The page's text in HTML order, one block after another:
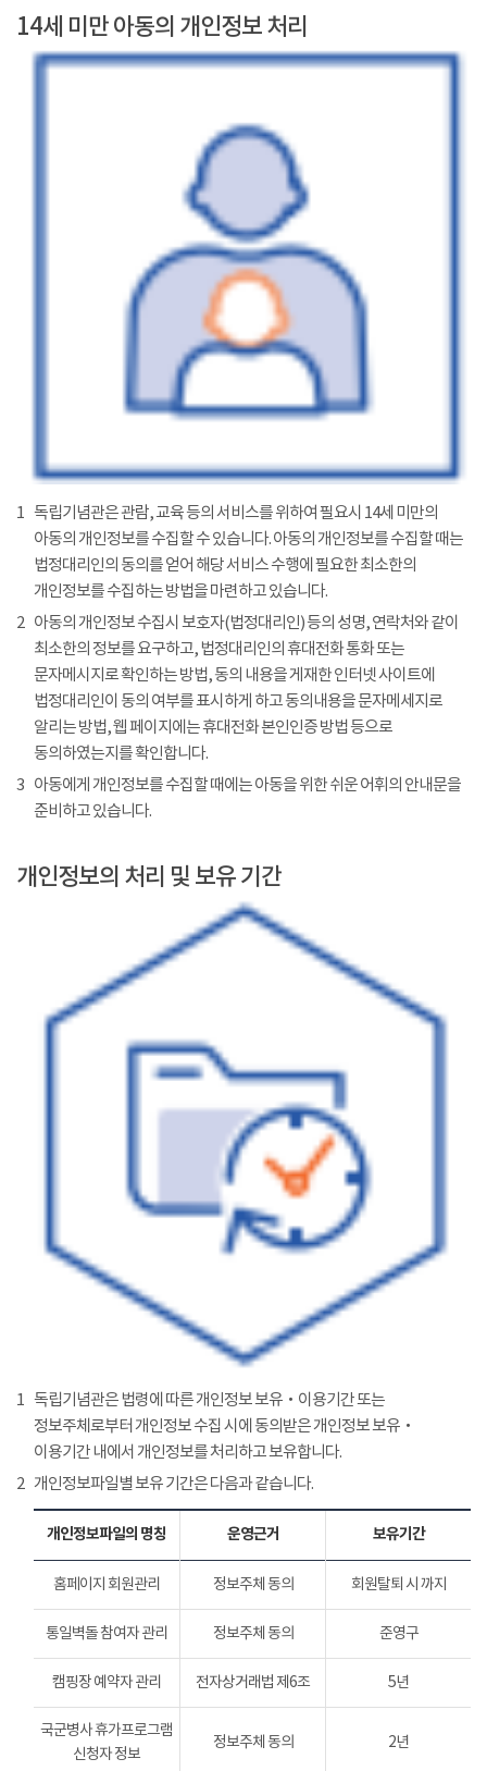
14세 미만 아동의 개인정보 처리
1 독립기념관은 관람, 교육 등의 서비스를 위하여 필요시 14세 미만의
아동의 개인정보를 수집할 수 있습니다. 아동의 개인정보를 수집할 때는
법정대리인의 동의를 얻어 해당 서비스 수행에 필요한 최소한의
개인정보를 수집하는 방법을 마련하고 있습니다.
2 아동의 개인정보 수집시 보호자(법정대리인) 등의 성명, 연락처와 같이
최소한의 정보를 요구하고, 법정대리인의 휴대전화 통화 또는
문자메시지로 확인하는 방법, 동의 내용을 게재한 인터넷 사이트에
법정대리인이 동의 여부를 표시하게 하고 동의내용을 문자메세지로
알리는 방법, 웹 페이지에는 휴대전화 본인인증 방법 등으로
동의하였는지를 확인합니다.
3 아동에게 개인정보를 수집할 때에는 아동을 위한 쉬운 어휘의 안내문을
준비하고 있습니다.
개인정보의 처리 및 보유 기간
1 독립기념관은 법령에 따른 개인정보 보유‧이용기간 또는
정보주체로부터 개인정보 수집 시에 동의받은 개인정보 보유‧
이용기간 내에서 개인정보를 처리하고 보유합니다.
2 개인정보파일별 보유 기간은 다음과 같습니다.
개인정보파일의 명칭 운영근거 보유기간
홈페이지 회원관리 정보주체 동의 회원탈퇴 시 까지
통일벽돌 참여자 관리 정보주체 동의 준영구
캠핑장 예약자 관리 전자상거래법 제6조 5년
국군병사 휴가프로그램
신청자 정보
정보주체 동의 2년